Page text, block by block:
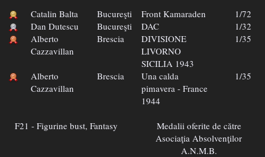
Catalin Balta Bucureşti Front Kamaraden
1/72
Dan Dutescu
Bucureşti DAC
1/32
Alberto
Cazzavillan
Brescia
DIVISIONE
LIVORNO
SICILIA 1943
1/35
Alberto
Cazzavillan
Brescia
Una calda
pimavera - France
1944
1/35
F21 - Figurine bust, Fantasy
Medalii oferite de către
Asociaţia Absolvenţilor
A.N.M.B.